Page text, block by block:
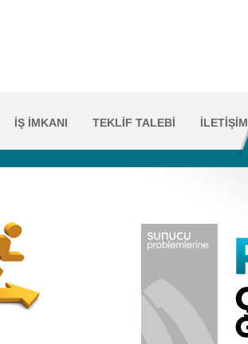
İŞ İMKANI TEKLİF TALEBİ İLETİŞİM